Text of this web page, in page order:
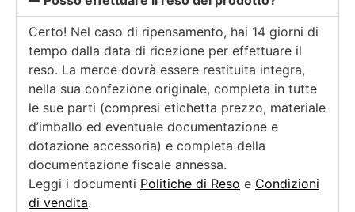
Certo! Nel caso di ripensamento, hai 14 giorni di
tempo dalla data di ricezione per effettuare il
reso. La merce dovrà essere restituita integra,
nella sua confezione originale, completa in tutte
le sue parti (compresi etichetta prezzo, materiale
d’imballo ed eventuale documentazione e
dotazione accessoria) e completa della
documentazione fiscale annessa.
Leggi i documenti Politiche di Reso e Condizioni
di vendita.